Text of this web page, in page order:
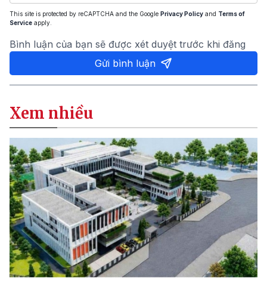
This site is protected by reCAPTCHA and the Google Privacy Policy and Terms of
Service apply.
Bình luận của bạn sẽ được xét duyệt trước khi đăng
Gửi bình luận
Xem nhiều